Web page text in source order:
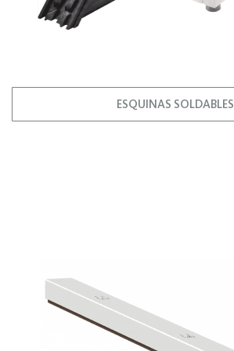
ESQUINAS SOLDABLES